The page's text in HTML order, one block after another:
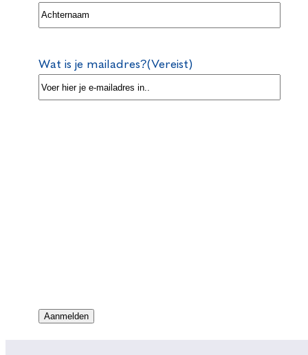
Wat is je mailadres?(Vereist)